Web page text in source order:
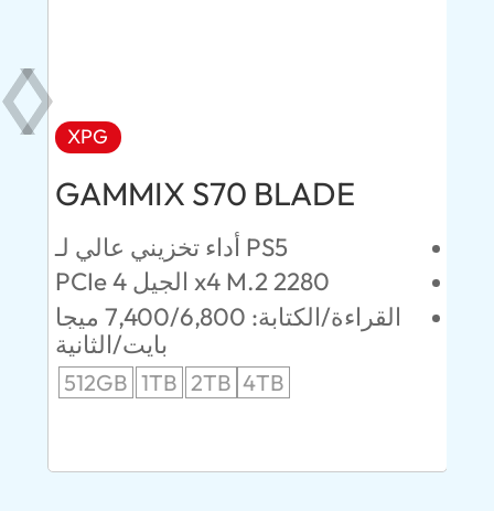
XPG
GAMMIX S70 BLADE
أداء تخزيني عالي لـ PS5
PCIe الجيل 4 x4 M.2 2280
القراءة/الكتابة: 7,400/6,800 ميجا
بايت/الثانية
512GB 1TB 2TB 4TB